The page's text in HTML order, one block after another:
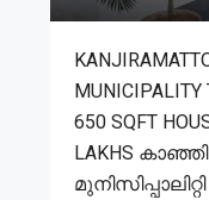
MUNICIPALITY
650 SQFT
LAKHS